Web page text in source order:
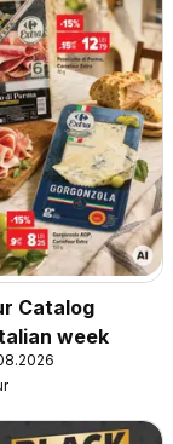
Catalog
week